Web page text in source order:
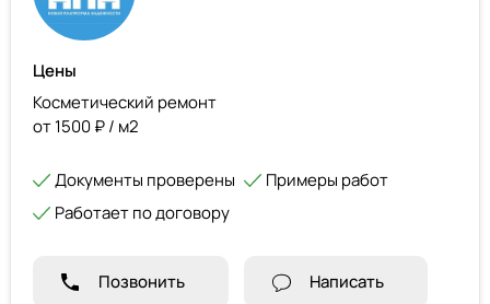
Цены
Косметический ремонт
от 1500 ₽ / м2
Документы проверены
Примеры работ
Работает по договору
Позвонить Написать